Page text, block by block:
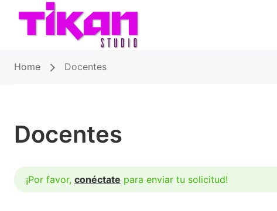
Home Docentes
Docentes
¡Por favor, conéctate para enviar tu solicitud!